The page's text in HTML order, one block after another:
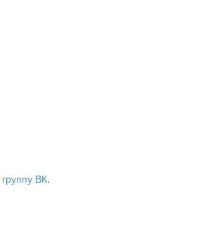
группу ВК.